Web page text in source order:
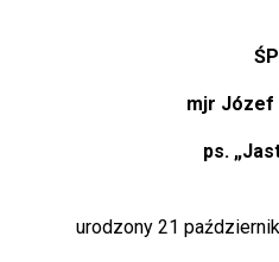
ŚP
mjr Józef
ps.
urodzony 21